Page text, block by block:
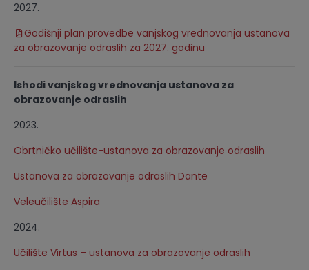
2027.
Godišnji plan provedbe vanjskog vrednovanja ustanova
za obrazovanje odraslih za 2027. godinu
Ishodi vanjskog vrednovanja ustanova za
obrazovanje odraslih
2023.
Obrtničko učilište-ustanova za obrazovanje odraslih
Ustanova za obrazovanje odraslih Dante
Veleučilište Aspira
2024.
Učilište Virtus – ustanova za obrazovanje odraslih